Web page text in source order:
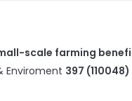
scale farming
Enviroment 397 (110048)